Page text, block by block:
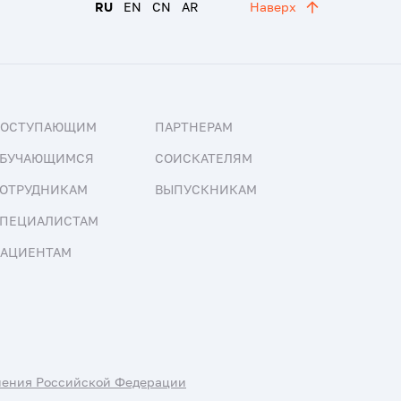
RU EN CN AR Наверх
ПАРТНЕРАМ
СОИСКАТЕЛЯМ
ВЫПУСКНИКАМ
Российской Федерации